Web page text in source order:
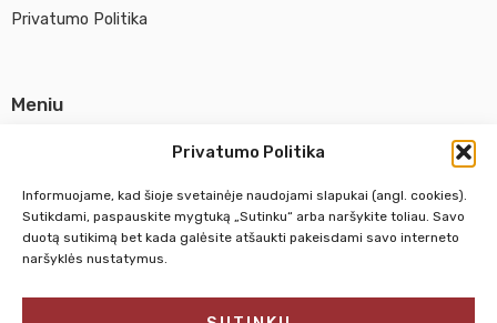
Privatumo Politika
Informuojame, kad šioje svetainėje naudojami slapukai (angl. cookies).
Sutikdami, paspauskite mygtuką „Sutinku“ arba naršykite toliau. Savo
duotą sutikimą bet kada galėsite atšaukti pakeisdami savo interneto
naršyklės nustatymus.
Privatumo Politika
Meniu
Susisiekti su mumis